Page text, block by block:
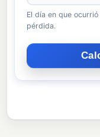
El día en que
pérdida.